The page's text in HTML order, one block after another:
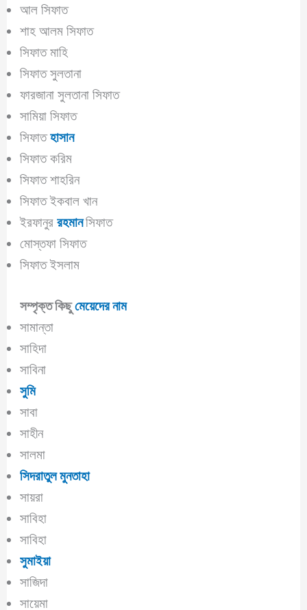
আল সিফাত
শাহ আলম সিফাত
সিফাত মাহি
সিফাত সুলতানা
ফারজানা সুলতানা সিফাত
সামিয়া সিফাত
সিফাতহাসান
সিফাত করিম
সিফাত শাহরিন
সিফাত ইকবাল খান
ইরফানুররহমানসিফাত
মোস্তফা সিফাত
সিফাত ইসলাম
সম্পৃক্ত কিছুমেয়েদের নাম
সামান্তা
সাহিদা
সাবিনা
সুমি
সাবা
সাহীন
সালমা
সিদরাতুল মুনতাহা
সায়রা
সাবিহা
সাবিহা
সুমাইয়া
সাজিদা
সায়েমা